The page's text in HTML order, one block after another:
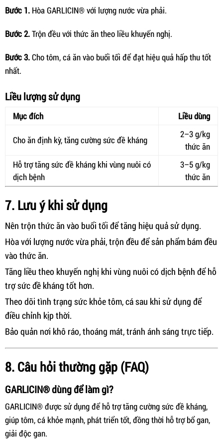
Bước 1. Hòa GARLICIN® với lượng nước vừa phải.
Bước 2.Trộn đều với thức ăn theo liều khuyến nghị.
Bước 3.Cho tôm, cá ăn vào buổi tối để đạt hiệu quả hấp thu tốt
nhất.
Liều lượng sử dụng
Mục đích Liều dùng
Cho ăn định kỳ, tăng cường sức đề kháng
2–3 g/kg
thức ăn
Hỗ trợ tăng sức đề kháng khi vùng nuôi có
dịch bệnh
3–5 g/kg
thức ăn
7. Lưu ý khi sử dụng
Nên trộn thức ăn vào buổi tối để tăng hiệu quả sử dụng.
Hòa với lượng nước vừa phải, trộn đều để sản phẩm bám đều
vào thức ăn.
Tăng liều theo khuyến nghị khi vùng nuôi có dịch bệnh để hỗ
trợ sức đề kháng tốt hơn.
Theo dõi tình trạng sức khỏe tôm, cá sau khi sử dụng để
điều chỉnh kịp thời.
Bảo quản nơi khô ráo, thoáng mát, tránh ánh sáng trực tiếp.
8. Câu hỏi thường gặp (FAQ)
GARLICIN® dùng để làm gì?
GARLICIN® được sử dụng để hỗ trợ tăng cường sức đề kháng,
giúp tôm, cá khỏe mạnh, phát triển tốt, đồng thời hỗ trợ bổ gan,
giải độc gan.